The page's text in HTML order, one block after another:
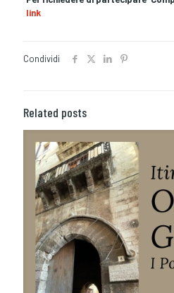
link
Condividi
Related posts